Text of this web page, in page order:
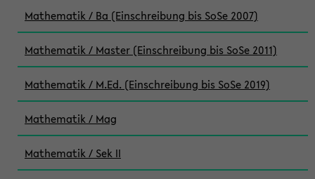
Mathematik / Ba (Einschreibung bis SoSe 2007)
Mathematik / Master (Einschreibung bis SoSe 2011)
Mathematik / M.Ed. (Einschreibung bis SoSe 2019)
Mathematik / Mag
Mathematik / Sek II